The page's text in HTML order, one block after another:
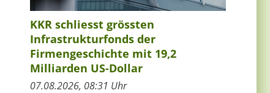
KKR schliesst grössten
Infrastrukturfonds der
Firmengeschichte mit 19,2
Milliarden US-Dollar
07.08.2026, 08:31 Uhr